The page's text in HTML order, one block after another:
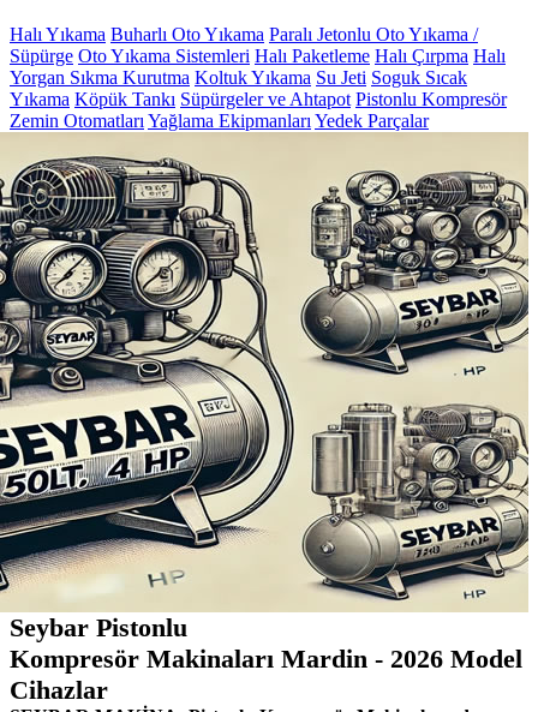
Halı Yıkama Buharlı Oto Yıkama Paralı Jetonlu Oto Yıkama /
Süpürge Oto Yıkama Sistemleri Halı Paketleme Halı Çırpma Halı
Yorgan Sıkma Kurutma Koltuk Yıkama Su Jeti Soguk Sıcak
Yıkama Köpük Tankı Süpürgeler ve Ahtapot Pistonlu Kompresör
Zemin Otomatları Yağlama Ekipmanları Yedek Parçalar
Seybar Pistonlu
Kompresör Makinaları Mardin - 2026 Model
Cihazlar